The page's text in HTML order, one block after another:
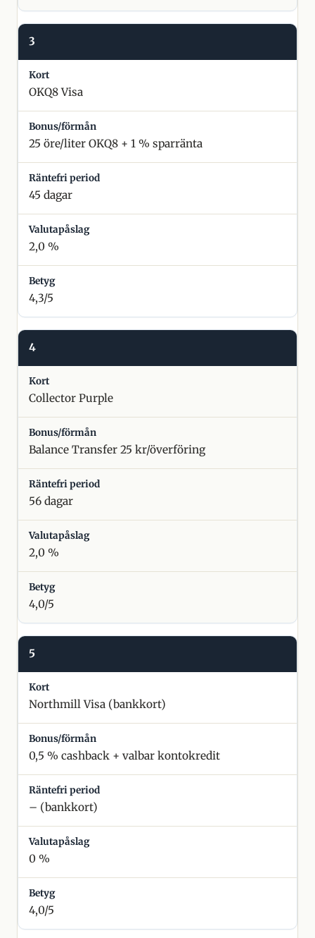
3
OKQ8 Visa
25 öre/liter OKQ8 + 1 % sparränta
45 dagar
2,0 %
4,3/5
4
Collector Purple
Balance Transfer 25 kr/överföring
56 dagar
2,0 %
4,0/5
5
Northmill Visa (bankkort)
0,5 % cashback + valbar kontokredit
– (bankkort)
0 %
4,0/5